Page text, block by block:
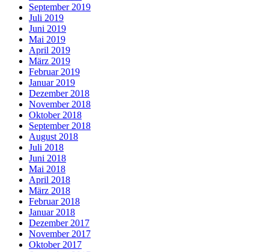
September 2019
Juli 2019
Juni 2019
Mai 2019
April 2019
März 2019
Februar 2019
Januar 2019
Dezember 2018
November 2018
Oktober 2018
September 2018
August 2018
Juli 2018
Juni 2018
Mai 2018
April 2018
März 2018
Februar 2018
Januar 2018
Dezember 2017
November 2017
Oktober 2017